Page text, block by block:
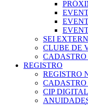
SEI
CLUBE DE
REGISTRO
REGISTRO
CIP DIGITAL